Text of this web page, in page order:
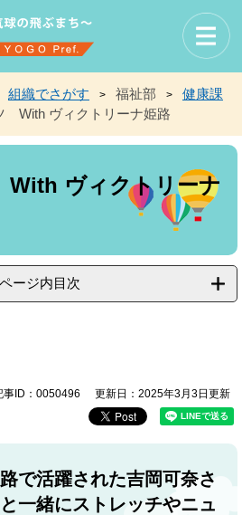
組織でさがす > 福祉部 > 健康課
With ヴィクトリーナ姫路
ヴィクトリーナ
ページ内目次
事ID：0050496 更新日：2025年3月3日更新
で活躍された吉岡可奈さ
一緒にストレッチやニュ